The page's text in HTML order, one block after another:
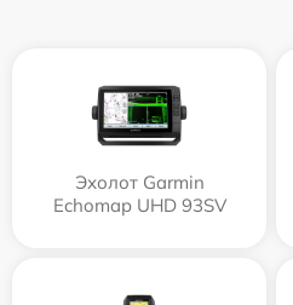
Эхолот Garmin
Echomap UHD 93SV